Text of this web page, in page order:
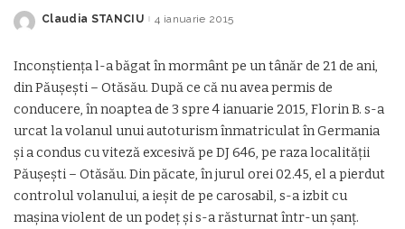
Posted
Claudia STANCIU 4 ianuarie 2015
Inconştienţa l-a băgat în mormânt pe un tânăr de 21 de ani,
din Păuşeşti – Otăsău. După ce că nu avea permis de
conducere, în noaptea de 3 spre 4 ianuarie 2015, Florin B. s-a
urcat la volanul unui autoturism înmatriculat în Germania
şi a condus cu viteză excesivă pe DJ 646, pe raza localităţii
Păuşeşti – Otăsău. Din păcate, în jurul orei 02.45, el a pierdut
controlul volanului, a ieşit de pe carosabil, s-a izbit cu
maşina violent de un podeţ şi s-a răsturnat într-un şanţ.